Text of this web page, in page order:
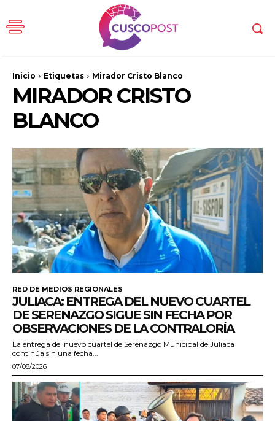
Inicio Etiquetas Mirador Cristo Blanco
MIRADOR CRISTO
BLANCO
RED DE MEDIOS REGIONALES
JULIACA: ENTREGA DEL NUEVO CUARTEL
DE SERENAZGO SIGUE SIN FECHA POR
OBSERVACIONES DE LA CONTRALORÍA
La entrega del nuevo cuartel de Serenazgo Municipal de Juliaca
continúa sin una fecha...
07/08/2026